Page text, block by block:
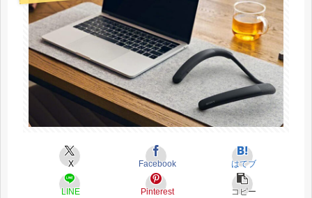
X Facebook はてブ
LINE Pinterest コピー